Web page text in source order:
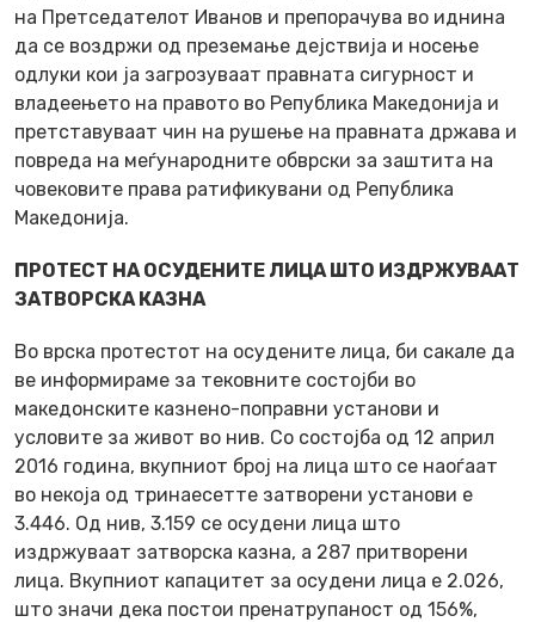
на Претседателот Иванов и препорачува во иднина
да се воздржи од преземање дејствија и носење
одлуки кои ја загрозуваат правната сигурност и
владеењето на правото во Република Македонија и
претставуваат чин на рушење на правната држава и
повреда на меѓународните обврски за заштита на
човековите права ратификувани од Република
Македонија.
ПРОТЕСТ НА ОСУДЕНИТЕ ЛИЦА ШТО ИЗДРЖУВААТ
ЗАТВОРСКА КАЗНА
Во врска протестот на осудените лица, би сакале да
ве информираме за тековните состојби во
македонските казнено-поправни установи и
условите за живот во нив. Со состојба од 12 април
2016 година, вкупниот број на лица што се наоѓаат
во некоја од тринаесетте затворени установи е
3.446. Од нив, 3.159 се осудени лица што
издржуваат затворска казна, а 287 притворени
лица. Вкупниот капацитет за осудени лица е 2.026,
што значи дека постои пренатрупаност од 156%,